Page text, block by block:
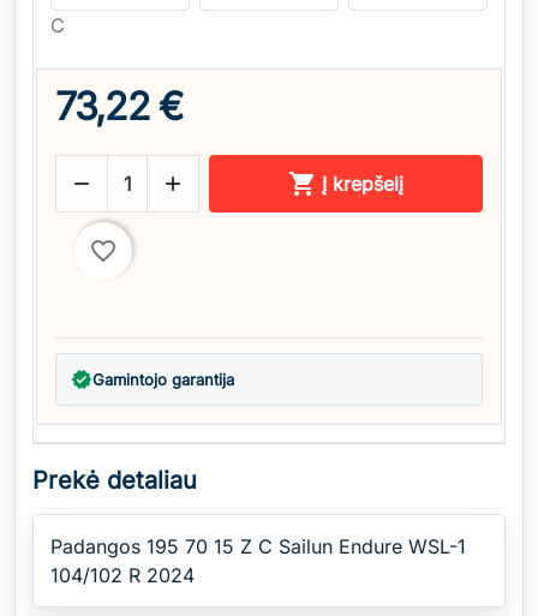
C
73,22 €
   Į krepšelį
favorite_border
verifiedGamintojo garantija
Prekė detaliau
Padangos 195 70 15 Z C Sailun Endure WSL-1
104/102 R 2024